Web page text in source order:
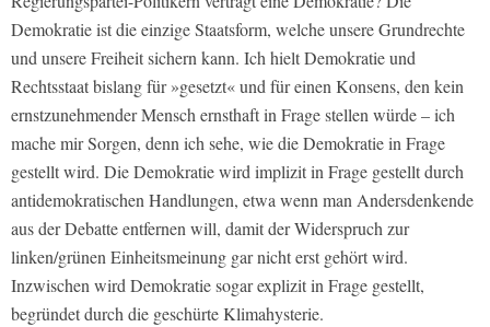
Demokratie ist die einzige Staatsform, welche unsere Grundrechte
und unsere Freiheit sichern kann. Ich hielt Demokratie und
Rechtsstaat bislang für »gesetzt« und für einen Konsens, den kein
ernstzunehmender Mensch ernsthaft in Frage stellen würde – ich
mache mir Sorgen, denn ich sehe, wie die Demokratie in Frage
gestellt wird. Die Demokratie wird implizit in Frage gestellt durch
antidemokratischen Handlungen, etwa wenn man Andersdenkende
aus der Debatte entfernen will, damit der Widerspruch zur
linken/grünen Einheitsmeinung gar nicht erst gehört wird.
Inzwischen wird Demokratie sogar explizit in Frage gestellt,
begründet durch die geschürte Klimahysterie.